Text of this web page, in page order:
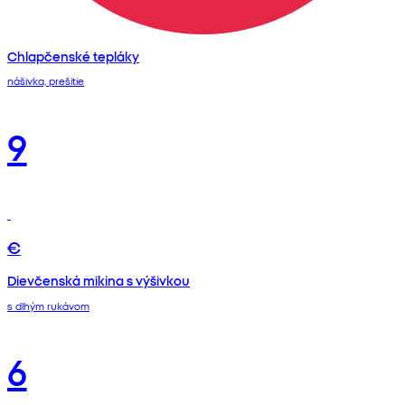
Chlapčenské tepláky
nášivka, prešitie
9
€
Dievčenská mikina s výšivkou
s dlhým rukávom
6